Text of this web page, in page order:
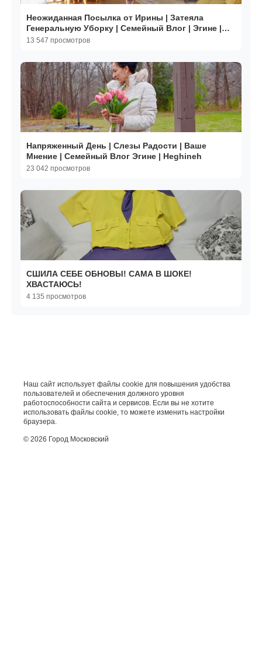
Неожиданная Посылка от Ирины | Затеяла
Генеральную Уборку | Семейный Влог | Эгине |
Heghineh
13 547 просмотров
Напряженный День | Слезы Радости | Ваше
Мнение | Семейный Влог Эгине | Heghineh
23 042 просмотров
СШИЛА СЕБЕ ОБНОВЫ! САМА В ШОКЕ!
ХВАСТАЮСЬ!
4 135 просмотров
Наш сайт использует файлы cookie для повышения удобства
пользователей и обеспечения должного уровня
работоспособности сайта и сервисов. Если вы не хотите
использовать файлы cookie, то можете изменить настройки
браузера.
© 2026 Город Московский